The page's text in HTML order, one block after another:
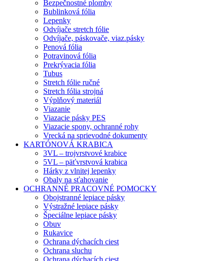
Bezpečnostné plomby
Bublinková fólia
Lepenky
Odvíjače stretch fólie
Odvíjače, páskovače, viaz.pásky
Penová fólia
Potravinová fólia
Prekrývacia fólia
Tubus
Stretch fólie ručné
Stretch fólia strojná
Výplňový materiál
Viazanie
Viazacie pásky PES
Viazacie spony, ochranné rohy
Vrecká na sprievodné dokumenty
KARTÓNOVÁ KRABICA
3VL – trojvrstvové krabice
5VL – päťvrstvová krabica
Hárky z vlnitej lepenky
Obaly na sťahovanie
OCHRANNÉ PRACOVNÉ POMOCKY
Obojstranné lepiace pásky
Výstražné lepiace pásky
Špeciálne lepiace pásky
Obuv
Rukavice
Ochrana dýchacích ciest
Ochrana sluchu
Ochrana dýchacích ciest